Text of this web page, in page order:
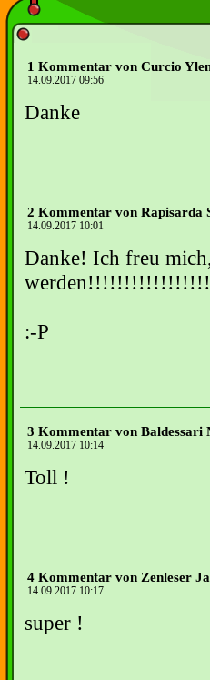
1 Kommentar von Curcio
14.09.2017 09:56
Danke
2 Kommentar von Rapisarda
14.09.2017 10:01
Danke! Ich freu
:-P
3 Kommentar von Baldessari
14.09.2017 10:14
Toll !
4 Kommentar von Zenleser
14.09.2017 10:17
super !